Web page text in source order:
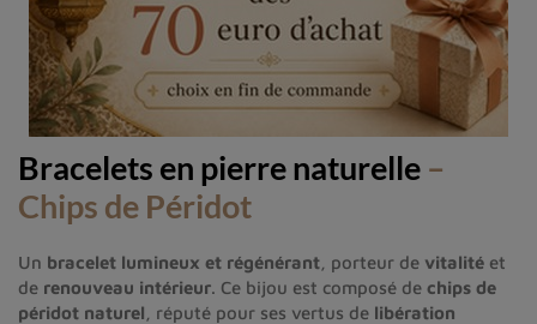
Bracelets en pierre naturelle –
Chips de Péridot
Un bracelet lumineux et régénérant , porteur de vitalité et
de renouveau intérieur. Ce bijou est composé de chips de
péridot naturel , réputé pour ses vertus de libération